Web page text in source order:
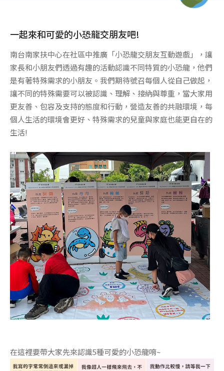
一起來和可愛的小恐龍交朋友吧!
南台南家扶中心在社區中推廣「小恐龍交朋友互動遊戲」，讓
家長和小朋友們透過有趣的活動認識不同特質的小恐龍，他們
是有著特殊需求的小朋友。我們期待號召每個人從自己做起，
讓不同的特殊需要可以被認識、理解、接納與尊重，當大家用
更友善、包容及支持的態度和行動，營造友善的共融環境，每
個人生活的環境會更好、特殊需求的兒童與家庭也能更自在的
生活!
在這裡要帶大家先來認識5種可愛的小恐龍唷~